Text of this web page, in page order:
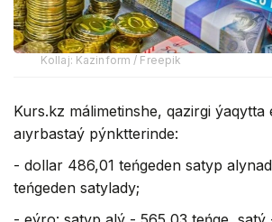
Kollaj: Kazinform / Freepik
Kurs.kz málimetinshe, qazirgi ýaqytta
aıyrbastaý pýnktterinde:
- dollar 486,01 teńgeden satyp
teńgeden satylady;